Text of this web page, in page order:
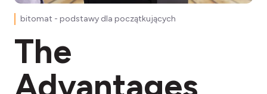
bitomat - podstawy dla początkujących
The